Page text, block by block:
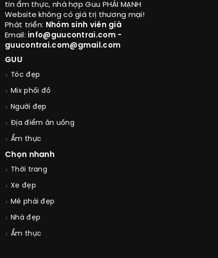
tin ẩm thực, nhà hợp Guu PHÁI MẠNH
Website không có giá trị thương mại!
Phát triển: Nhóm sinh viên già
Email: info@guucontrai.com -
guucontrai.com@gmail.com
GUU
Tóc đẹp
Mix phối đồ
Người đẹp
Địa điểm ăn uống
Ẩm thực
Chọn nhanh
Thời trang
Xe đẹp
Mê phái đẹp
Nhà đẹp
Ẩm thực